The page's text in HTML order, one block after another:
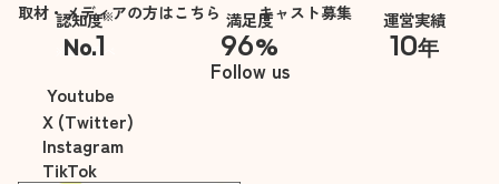
取材・メディアの方はこちら
キャスト募集
認知度※
No.1
※自社調べ
満足度
96%
運営実績
10年
Follow us
Youtube
X (Twitter)
Instagram
TikTok